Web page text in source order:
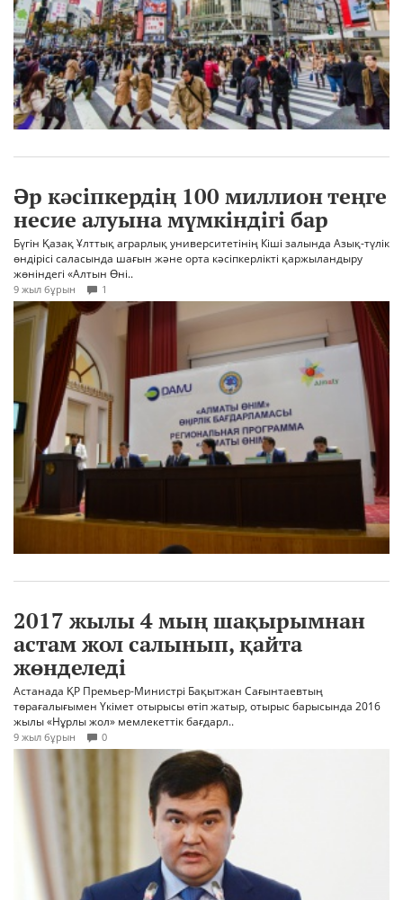
Әр кәсіпкердің 100 миллион теңге
несие алуына мүмкіндігі бар
Бүгін Қазақ Ұлттық аграрлық университетінің Кіші залында Азық-түлік
өндірісі саласында шағын және орта кәсіпкерлікті қаржыландыру
жөніндегі «Алтын Өні..
9 жыл бұрын 1
2017 жылы 4 мың шақырымнан
астам жол салынып, қайта
жөнделеді
Астанада ҚР Премьер-Министрі Бақытжан Сағынтаевтың
төрағалығымен Үкімет отырысы өтіп жатыр, отырыс барысында 2016
жылы «Нұрлы жол» мемлекеттік бағдарл..
9 жыл бұрын 0